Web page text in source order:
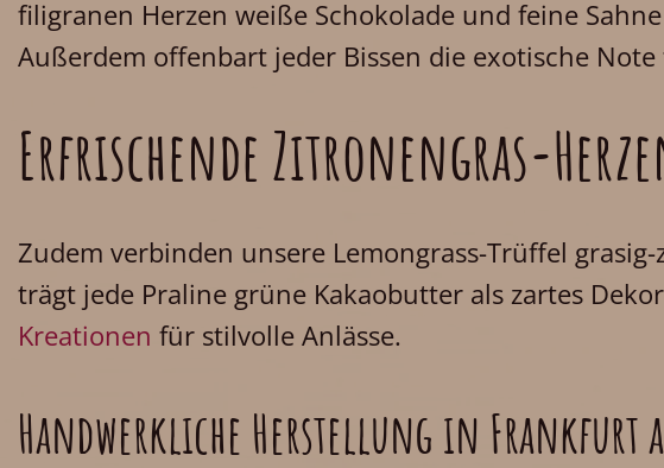
filigranen Herzen weiße Schokolade und feine
Außerdem offenbart jeder Bissen die exotische
Erfrischende Zitronengras-
Zudem verbinden unsere Lemongrass-Trüffel
trägt jede Praline grüne Kakaobutter als zartes
Kreationen für stilvolle Anlässe.
Handwerkliche Herstellung in Frankfurt